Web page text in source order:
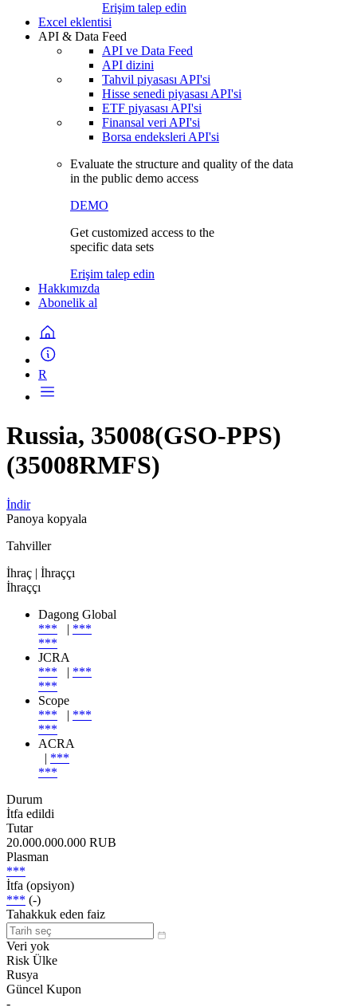
Erişim talep edin
Excel eklentisi
API & Data Feed
API ve Data Feed
API dizini
Tahvil piyasası API'si
Hisse senedi piyasası API'si
ETF piyasası API'si
Finansal veri API'si
Borsa endeksleri API'si
Evaluate the structure and quality of the data
in the public demo access
DEMO
Get customized access to the
specific data sets
Erişim talep edin
Hakkımızda
Abonelik al
R
Russia, 35008(GSO-PPS)
(35008RMFS)
İndir
Panoya kopyala
Tahviller
İhraç | İhraççı
İhraççı
Dagong Global
***
| ***
***
JCRA
***
| ***
***
Scope
***
| ***
***
ACRA
| ***
***
Durum
İtfa edildi
Tutar
20.000.000.000 RUB
Plasman
***
İtfa (opsiyon)
*** (-)
Tahakkuk eden faiz
Veri yok
Risk Ülke
Rusya
Güncel Kupon
-